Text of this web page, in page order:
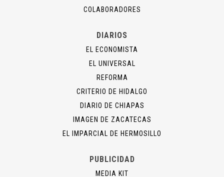
COLABORADORES
DIARIOS
EL ECONOMISTA
EL UNIVERSAL
REFORMA
CRITERIO DE HIDALGO
DIARIO DE CHIAPAS
IMAGEN DE ZACATECAS
EL IMPARCIAL DE HERMOSILLO
PUBLICIDAD
MEDIA KIT